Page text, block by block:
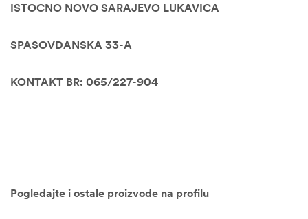
ISTOCNO NOVO SARAJEVO LUKAVICA
SPASOVDANSKA 33-A
KONTAKT BR: 065/227-904
Pogledajte i ostale proizvode na profilu